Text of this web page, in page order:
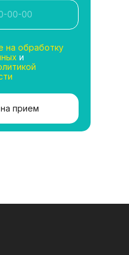
на обработку
и
прием